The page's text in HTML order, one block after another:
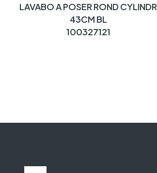
LAVABO A POSER ROND CYLINDR
43CM BL
100327121